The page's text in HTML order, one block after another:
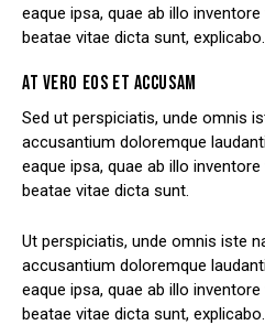
eaque ipsa, quae ab illo
beatae vitae dicta sunt, explicabo.
AT VERO EOS ET ACCUSAM
Sed ut perspiciatis, unde omnis
accusantium doloremque
eaque ipsa, quae ab illo
beatae vitae dicta sunt.
Ut perspiciatis, unde omnis iste
accusantium doloremque
eaque ipsa, quae ab illo
beatae vitae dicta sunt, explicabo.